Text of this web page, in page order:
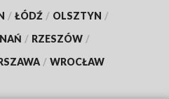
/ ŁÓDŹ / OLSZTYN /
/ RZESZÓW /
/ WROCŁAW